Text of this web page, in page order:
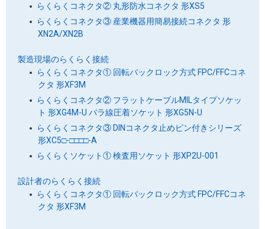
らくらくコネクタ② 丸形防水コネクタ 形XS5
らくらくコネクタ③ 産業機器用簡易接続コネクタ 形
XN2A/XN2B
製造現場のらくらく接続
らくらくコネクタ① 回転バックロック方式 FPC/FFCコネ
クタ 形XF3M
らくらくコネクタ② フラットケーブルMILタイプソケッ
ト 形XG4M-U バラ線圧着ソケット 形XG5N-U
らくらくコネクタ③ DINコネクタ止めピン付きシリーズ
形XC5□-□□□□-A
らくらくソケット① 検査用ソケット 形XP2U-001
設計者のらくらく接続
らくらくコネクタ① 回転バックロック方式 FPC/FFCコネ
クタ 形XF3M